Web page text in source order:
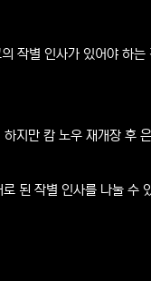
작별 인사가 있어야 하
지만 캄 노우 재개장 후
된 작별 인사를 나눌 수